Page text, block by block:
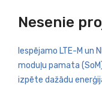
Nesenie
Iespējamo LTE-M un
moduļu pamata
izpēte dažādu